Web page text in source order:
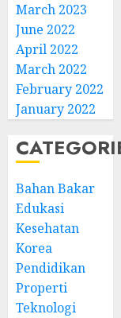
March 2023
June 2022
April 2022
March 2022
February 2022
January 2022
Bahan Bakar
Edukasi
Kesehatan
Korea
Pendidikan
Properti
Teknologi